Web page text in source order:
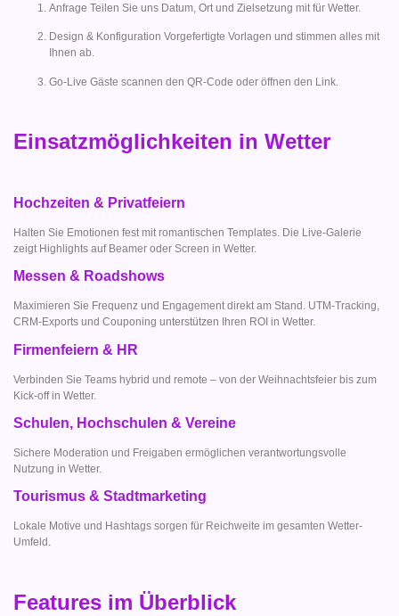
Anfrage Teilen Sie uns Datum, Ort und Zielsetzung mit für Wetter.
Design & Konfiguration Vorgefertigte Vorlagen und stimmen alles mit
Ihnen ab.
Go-Live Gäste scannen den QR-Code oder öffnen den Link.
Einsatzmöglichkeiten in Wetter
Hochzeiten & Privatfeiern
Halten Sie Emotionen fest mit romantischen Templates. Die Live-Galerie
zeigt Highlights auf Beamer oder Screen in Wetter.
Messen & Roadshows
Maximieren Sie Frequenz und Engagement direkt am Stand. UTM-Tracking,
CRM-Exports und Couponing unterstützen Ihren ROI in Wetter.
Firmenfeiern & HR
Verbinden Sie Teams hybrid und remote – von der Weihnachtsfeier bis zum
Kick-off in Wetter.
Schulen, Hochschulen & Vereine
Sichere Moderation und Freigaben ermöglichen verantwortungsvolle
Nutzung in Wetter.
Tourismus & Stadtmarketing
Lokale Motive und Hashtags sorgen für Reichweite im gesamten Wetter-
Umfeld.
Features im Überblick